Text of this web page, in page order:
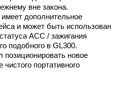
вне закона.
дополнительное
и может быть использован
ACC / зажигания
подобного в GL300.
новое
чистого портативного